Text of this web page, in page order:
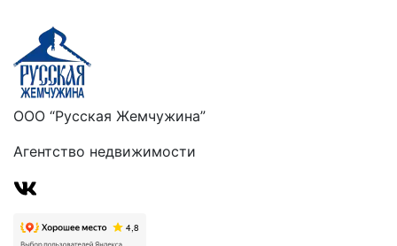
ООО “Русская Жемчужина”
Агентство недвижимости